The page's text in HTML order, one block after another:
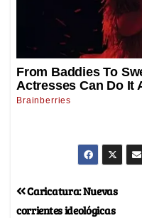
Caricatura: Nuevas
corrientes ideológicas